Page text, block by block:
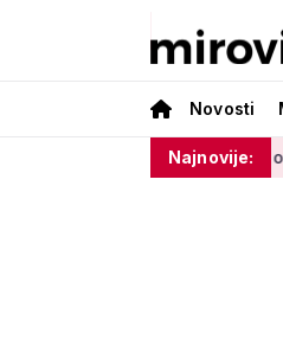
Novosti
Najnovije:
Medved o